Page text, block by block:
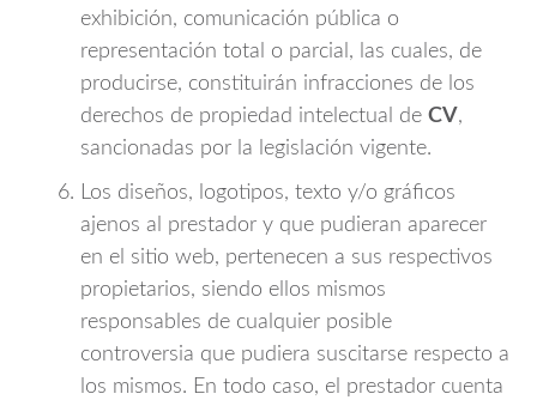
exhibición, comunicación pública o
representación total o parcial, las cuales, de
producirse, constituirán infracciones de los
derechos de propiedad intelectual de CV,
sancionadas por la legislación vigente.
Los diseños, logotipos, texto y/o gráficos
ajenos al prestador y que pudieran aparecer
en el sitio web, pertenecen a sus respectivos
propietarios, siendo ellos mismos
responsables de cualquier posible
controversia que pudiera suscitarse respecto a
los mismos. En todo caso, el prestador cuenta